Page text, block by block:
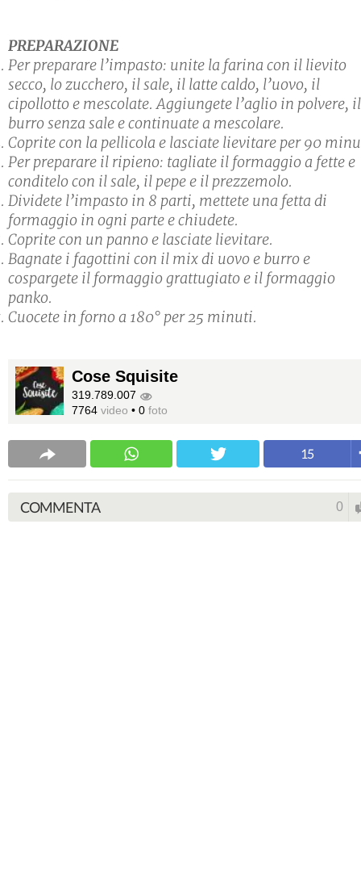
PREPARAZIONE
Per preparare l’impasto: unite la farina con il lievito
secco, lo zucchero, il sale, il latte caldo, l’uovo, il
cipollotto e mescolate. Aggiungete l’aglio in polvere, il
burro senza sale e continuate a mescolare.
Coprite con la pellicola e lasciate lievitare per 90
Per preparare il ripieno: tagliate il formaggio a fette e
conditelo con il sale, il pepe e il prezzemolo.
Dividete l’impasto in 8 parti, mettete una fetta di
formaggio in ogni parte e chiudete.
Coprite con un panno e lasciate lievitare.
Bagnate i fagottini con il mix di uovo e burro e
cospargete il formaggio grattugiato e il formaggio
panko.
Cuocete in forno a 180° per 25 minuti.
Cose Squisite
319.789.007
7764 video • 0 foto
15
COMMENTA 0